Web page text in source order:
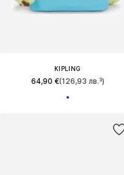
KIPLING
64,90 €(126,93 лв.³)